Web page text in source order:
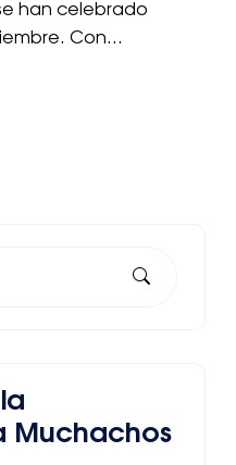
han celebrado
Con…
Muchachos